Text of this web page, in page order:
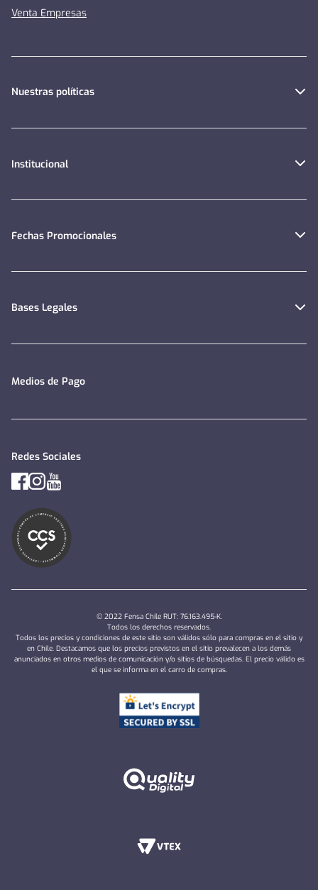
Venta Empresas
Nuestras políticas
Institucional
Fechas Promocionales
Bases Legales
Medios de Pago
Redes Sociales
© 2022 Fensa Chile RUT: 76.163.495-K.
Todos los derechos reservados.
Todos los precios y condiciones de este sitio son válidos sólo para compras en el sitio y
en Chile. Destacamos que los precios previstos en el sitio prevalecen a los demás
anunciados en otros medios de comunicación y/o sitios de búsquedas. El precio válido es
el que se informa en el carro de compras.